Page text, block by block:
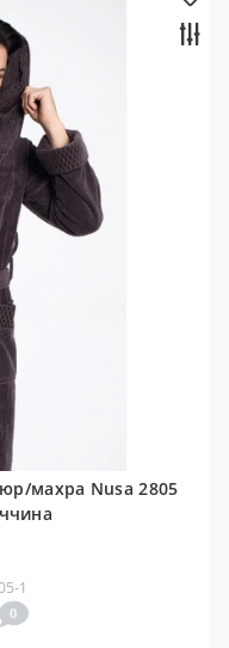
махра Nusa 2805
1
0